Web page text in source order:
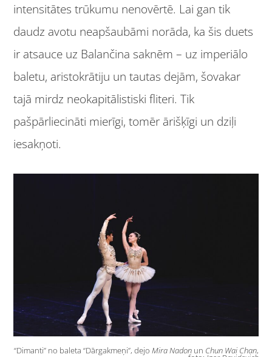
intensitātes trūkumu nenovērtē. Lai gan tik
daudz avotu neapšaubāmi norāda, ka šis duets
ir atsauce uz Balančina saknēm – uz imperiālo
baletu, aristokrātiju un tautas dejām, šovakar
tajā mirdz neokapitālistiski fliteri. Tik
pašpārliecināti mierīgi, tomēr ārišķīgi un dziļi
iesakņoti.
“Dimanti” no baleta “Dārgakmeņi”, dejo Mira Nadonun Chun Wai Chan,